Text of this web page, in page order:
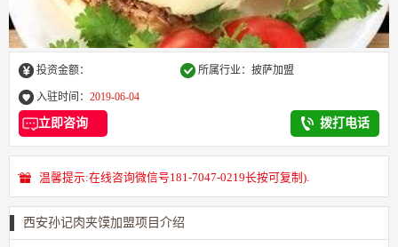
投资金额： 所属行业：披萨加盟
入驻时间： 2019-06-04
立即咨询 拨打电话
温馨提示:在线咨询微信号181-7047-0219长按可复制).
西安孙记肉夹馍加盟项目介绍